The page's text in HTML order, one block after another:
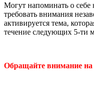
Могут напоминать о себе
требовать внимания
активируется тема,
течение следующих 5-ти
Обращайте внимание на